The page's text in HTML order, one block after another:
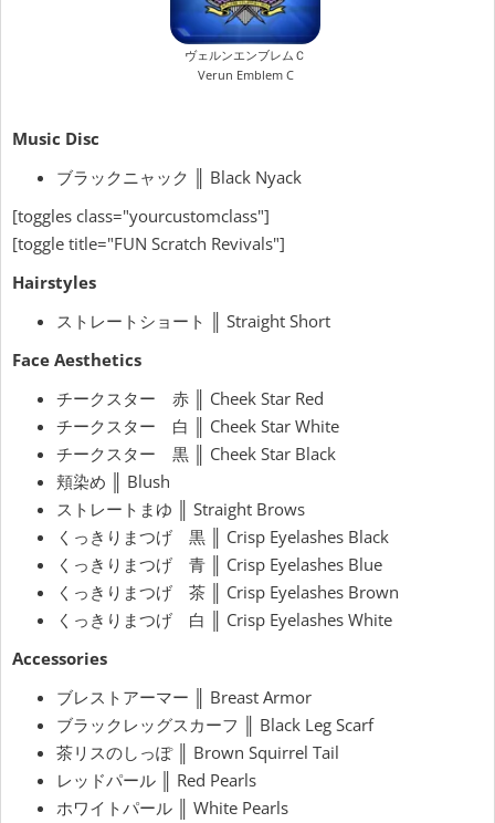
ヴェルンエンブレムＣ
Verun Emblem C
Music Disc
ブラックニャック ║ Black Nyack
[toggles class="yourcustomclass"]
[toggle title="FUN Scratch Revivals"]
Hairstyles
ストレートショート ║ Straight Short
Face Aesthetics
チークスター 赤 ║ Cheek Star Red
チークスター 白 ║ Cheek Star White
チークスター 黒 ║ Cheek Star Black
頬染め ║ Blush
ストレートまゆ ║ Straight Brows
くっきりまつげ 黒 ║ Crisp Eyelashes Black
くっきりまつげ 青 ║ Crisp Eyelashes Blue
くっきりまつげ 茶 ║ Crisp Eyelashes Brown
くっきりまつげ 白 ║ Crisp Eyelashes White
Accessories
ブレストアーマー ║ Breast Armor
ブラックレッグスカーフ ║ Black Leg Scarf
茶リスのしっぽ ║ Brown Squirrel Tail
レッドパール ║ Red Pearls
ホワイトパール ║ White Pearls